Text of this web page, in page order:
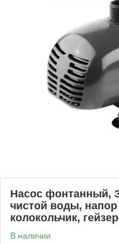
Насос фонтанный,
чистой воды,
колокольчик,
В наличии